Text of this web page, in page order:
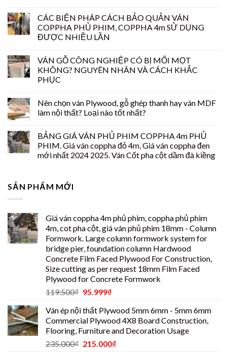
CÁC BIỆN PHÁP CÁCH BẢO QUẢN VÁN
COPPHA PHỦ PHIM, COPPHA 4m SỬ DỤNG
ĐƯỢC NHIỀU LẦN
VÁN GỖ CÔNG NGHIỆP CÓ BỊ MỐI MỌT
KHÔNG? NGUYÊN NHÂN VÀ CÁCH KHẮC
PHỤC
Nên chọn ván Plywood, gỗ ghép thanh hay ván MDF
làm nội thất? Loại nào tốt nhất?
BẢNG GIÁ VÁN PHỦ PHIM COPPHA 4m PHỦ
PHIM. Giá ván coppha đỏ 4m, Giá ván coppha đen
mới nhất 2024 2025. Ván Cốt pha cột dầm đà kiềng
SẢN PHẨM MỚI
Giá ván coppha 4m phủ phim, coppha phủ phim
4m, cot pha cột, giá ván phủ phim 18mm - Column
Formwork. Large column formwork system for
bridge pier, foundation column Hardwood
Concrete Film Faced Plywood For Construction,
Size cutting as per request 18mm Film Faced
Plywood for Concrete Formwork
119.500₫ 95.999₫
Ván ép nội thất Plywood 5mm 6mm - 5mm 6mm
Commercial Plywood 4X8 Board Construction,
Flooring, Furniture and Decoration Usage
235.000₫ 215.000₫